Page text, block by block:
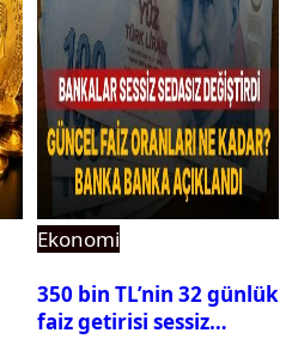
Ekonomi
350 bin TL’nin 32 günlük
faiz getirisi sessiz